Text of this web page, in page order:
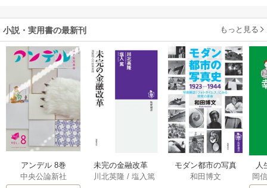
小説・実用書の最新刊 もっと見る
アンデル 8巻
中央公論新社
未完の金融改革
――池尾和人の政
川北英隆 /塩入篤
モダン都市の写真
史 1923－1944
和田博文
人
教
岡